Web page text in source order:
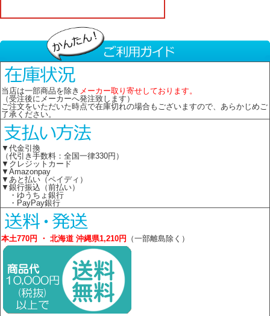
当店は一部商品を除き メーカー取り寄せしております。
（受注後にメーカーへ発注致します）
ご注文をいただいた時点で在庫切れの場合もございますので、あらかじめご
了承ください。
▼代金引換
（代引き手数料：全国一律330円）
▼クレジットカード
▼Amazonpay
▼あと払い（ペイディ）
▼銀行振込（前払い）
・ゆうちょ銀行
・PayPay銀行
本土770円 ・ 北海道 沖縄県1,210円 （一部離島除く）